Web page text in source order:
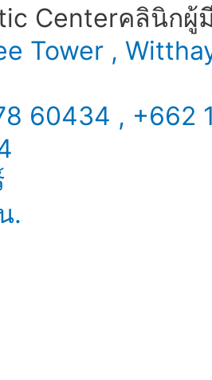
Center​ คลินิก
Tower ,
60434 , +662
.